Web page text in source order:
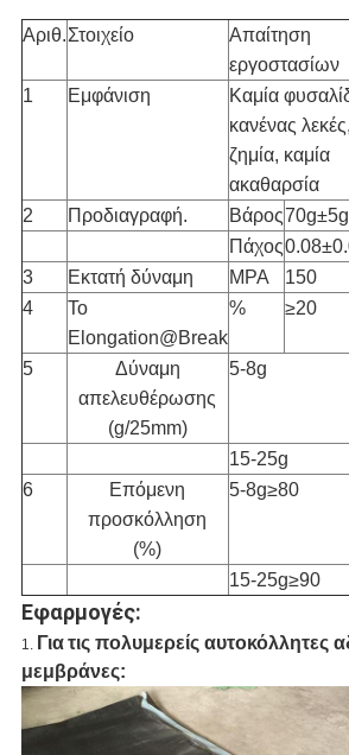
Αριθ.Στοιχείο
Απαίτηση
εργοστασίων
1
Εμφάνιση
Καμία
κανένας
ζημία, καμία
ακαθαρσία
2 Προδιαγραφή. Βάρος70g±5g
Πάχος
3
Εκτατή δύναμη MPA 150
4
Το
Elongation@Break
% ≥20
5
Δύναμη
απελευθέρωσης
(g/25mm)
5-8g
15-25g
6
Επόμενη
προσκόλληση
(%)
5-8g≥80
15-25g≥90
Εφαρμογές:
1. Γιατις πολυμερείς αυτοκόλλητες
μεμβράνες: